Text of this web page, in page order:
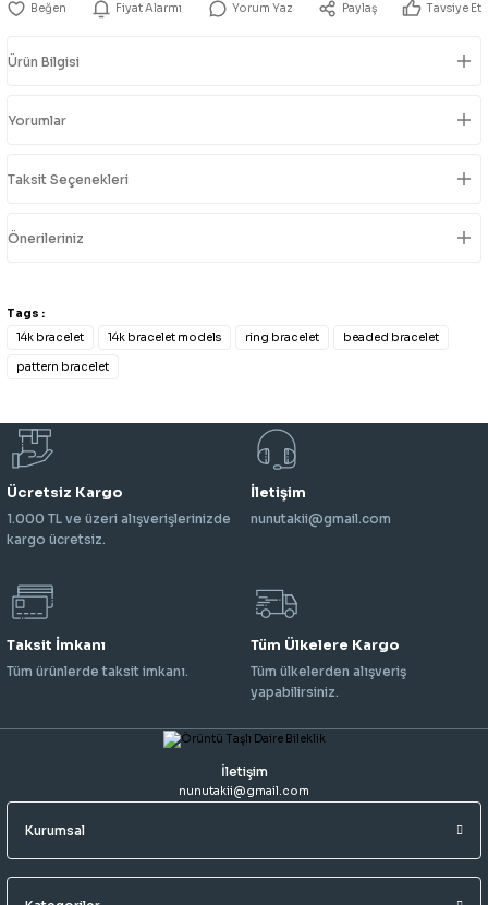
Fiyat Alarmı Yorum Yaz Paylaş Tavsiye Et
Ürün Bilgisi
Yorumlar
Taksit Seçenekleri
Önerileriniz
Tags :
14k bracelet
14k bracelet models ring bracelet beaded bracelet
pattern bracelet
Ücretsiz Kargo
1.000 TL ve üzeri alışverişlerinizde
kargo ücretsiz.
İletişim
nunutakii@gmail.com
Taksit İmkanı
Tüm ürünlerde taksit imkanı.
Tüm Ülkelere Kargo
Tüm ülkelerden alışveriş
yapabilirsiniz.
İletişim
nunutakii@gmail.com
Kurumsal